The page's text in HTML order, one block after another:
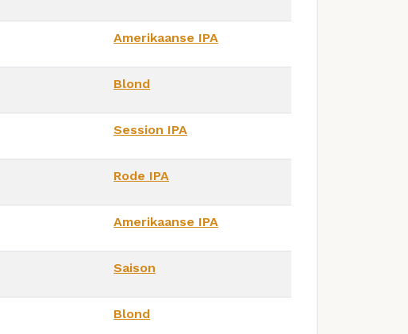
Amerikaanse IPA
Blond
Session IPA
Rode IPA
Amerikaanse IPA
Saison
Blond